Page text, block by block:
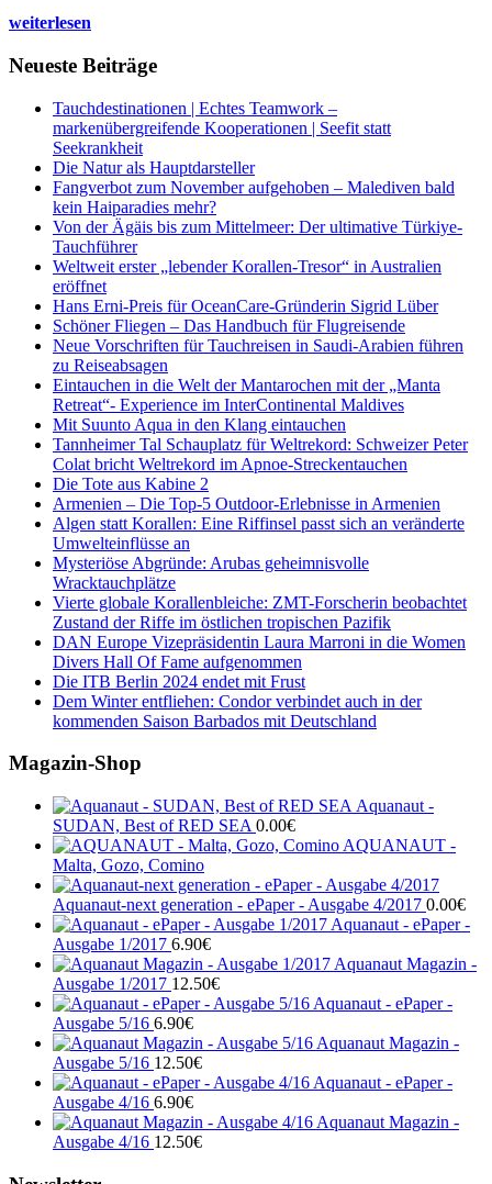
weiterlesen
Neueste Beiträge
Tauchdestinationen | Echtes Teamwork –
markenübergreifende Kooperationen | Seefit statt
Seekrankheit
Die Natur als Hauptdarsteller
Fangverbot zum November aufgehoben – Malediven bald
kein Haiparadies mehr?
Von der Ägäis bis zum Mittelmeer: Der ultimative Türkiye-
Tauchführer
Weltweit erster „lebender Korallen-Tresor“ in Australien
eröffnet
Hans Erni-Preis für OceanCare-Gründerin Sigrid Lüber
Schöner Fliegen – Das Handbuch für Flugreisende
Neue Vorschriften für Tauchreisen in Saudi-Arabien führen
zu Reiseabsagen
Eintauchen in die Welt der Mantarochen mit der „Manta
Retreat“- Experience im InterContinental Maldives
Mit Suunto Aqua in den Klang eintauchen
Tannheimer Tal Schauplatz für Weltrekord: Schweizer Peter
Colat bricht Weltrekord im Apnoe-Streckentauchen
Die Tote aus Kabine 2
Armenien – Die Top-5 Outdoor-Erlebnisse in Armenien
Algen statt Korallen: Eine Riffinsel passt sich an veränderte
Umwelteinflüsse an
Mysteriöse Abgründe: Arubas geheimnisvolle
Wracktauchplätze
Vierte globale Korallenbleiche: ZMT-Forscherin beobachtet
Zustand der Riffe im östlichen tropischen Pazifik
DAN Europe Vizepräsidentin Laura Marroni in die Women
Divers Hall Of Fame aufgenommen
Die ITB Berlin 2024 endet mit Frust
Dem Winter entfliehen: Condor verbindet auch in der
kommenden Saison Barbados mit Deutschland
Magazin-Shop
Aquanaut -
SUDAN, Best of RED SEA 0.00€
AQUANAUT -
Malta, Gozo, Comino
Aquanaut-next generation - ePaper - Ausgabe 4/2017 0.00€
Aquanaut - ePaper -
Ausgabe 1/2017 6.90€
Aquanaut Magazin -
Ausgabe 1/2017 12.50€
Aquanaut - ePaper -
Ausgabe 5/16 6.90€
Aquanaut Magazin -
Ausgabe 5/16 12.50€
Aquanaut - ePaper -
Ausgabe 4/16 6.90€
Aquanaut Magazin -
Ausgabe 4/16 12.50€